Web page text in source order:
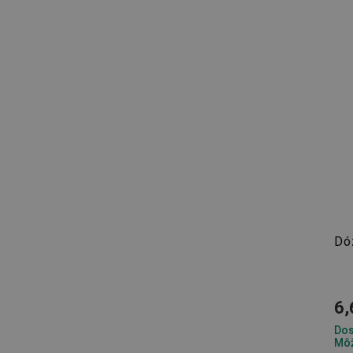
lastVisitedProducts